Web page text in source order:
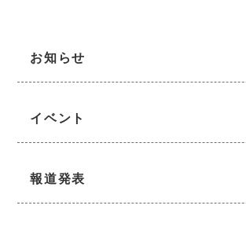
お知らせ
イベント
報道発表